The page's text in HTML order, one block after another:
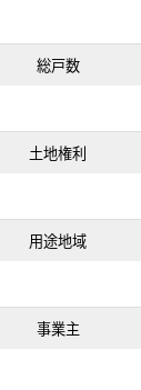
総戸数
土地権利
用途地域
事業主